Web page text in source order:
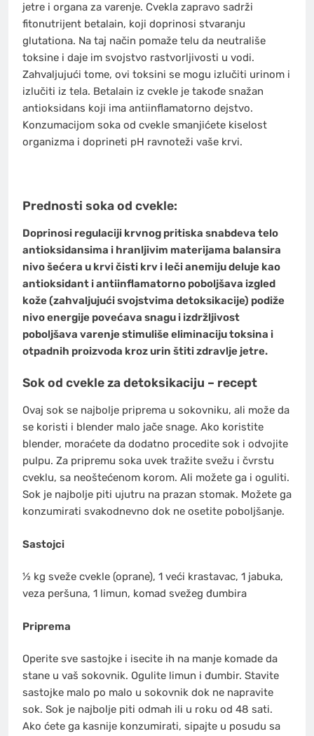
jetre i organa za varenje. Cvekla zapravo sadrži
fitonutrijent betalain, koji doprinosi stvaranju
glutationa. Na taj način pomaže telu da neutrališe
toksine i daje im svojstvo rastvorljivosti u vodi.
Zahvaljujući tome, ovi toksini se mogu izlučiti urinom i
izlučiti iz tela. Betalain iz cvekle je takođe snažan
antioksidans koji ima antiinflamatorno dejstvo.
Konzumacijom soka od cvekle smanjićete kiselost
organizma i doprineti pH ravnoteži vaše krvi.
Prednosti soka od cvekle:
Doprinosi regulaciji krvnog pritiska snabdeva telo
antioksidansima i hranljivim materijama balansira
nivo šećera u krvi čisti krv i leči anemiju deluje kao
antioksidant i antiinflamatorno poboljšava izgled
kože (zahvaljujući svojstvima detoksikacije) podiže
nivo energije povećava snagu i izdržljivost
poboljšava varenje stimuliše eliminaciju toksina i
otpadnih proizvoda kroz urin štiti zdravlje jetre.
Sok od cvekle za detoksikaciju – recept
Ovaj sok se najbolje priprema u sokovniku, ali može da
se koristi i blender malo jače snage. Ako koristite
blender, moraćete da dodatno procedite sok i odvojite
pulpu. Za pripremu soka uvek tražite svežu i čvrstu
cveklu, sa neoštećenom korom. Ali možete ga i oguliti.
Sok je najbolje piti ujutru na prazan stomak. Možete ga
konzumirati svakodnevno dok ne osetite poboljšanje.
Sastojci
½ kg sveže cvekle (oprane), 1 veći krastavac, 1 jabuka,
veza peršuna, 1 limun, komad svežeg đumbira
Priprema
Operite sve sastojke i isecite ih na manje komade da
stane u vaš sokovnik. Ogulite limun i đumbir. Stavite
sastojke malo po malo u sokovnik dok ne napravite
sok. Sok je najbolje piti odmah ili u roku od 48 sati.
Ako ćete ga kasnije konzumirati, sipajte u posudu sa